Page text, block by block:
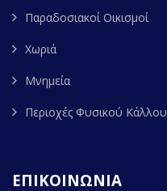
Παραδοσιακοί Οικισμοί
Χωριά
Μνημεία
Περιοχές Φυσικού
ΕΠΙΚΟΙΝΩΝΙΑ